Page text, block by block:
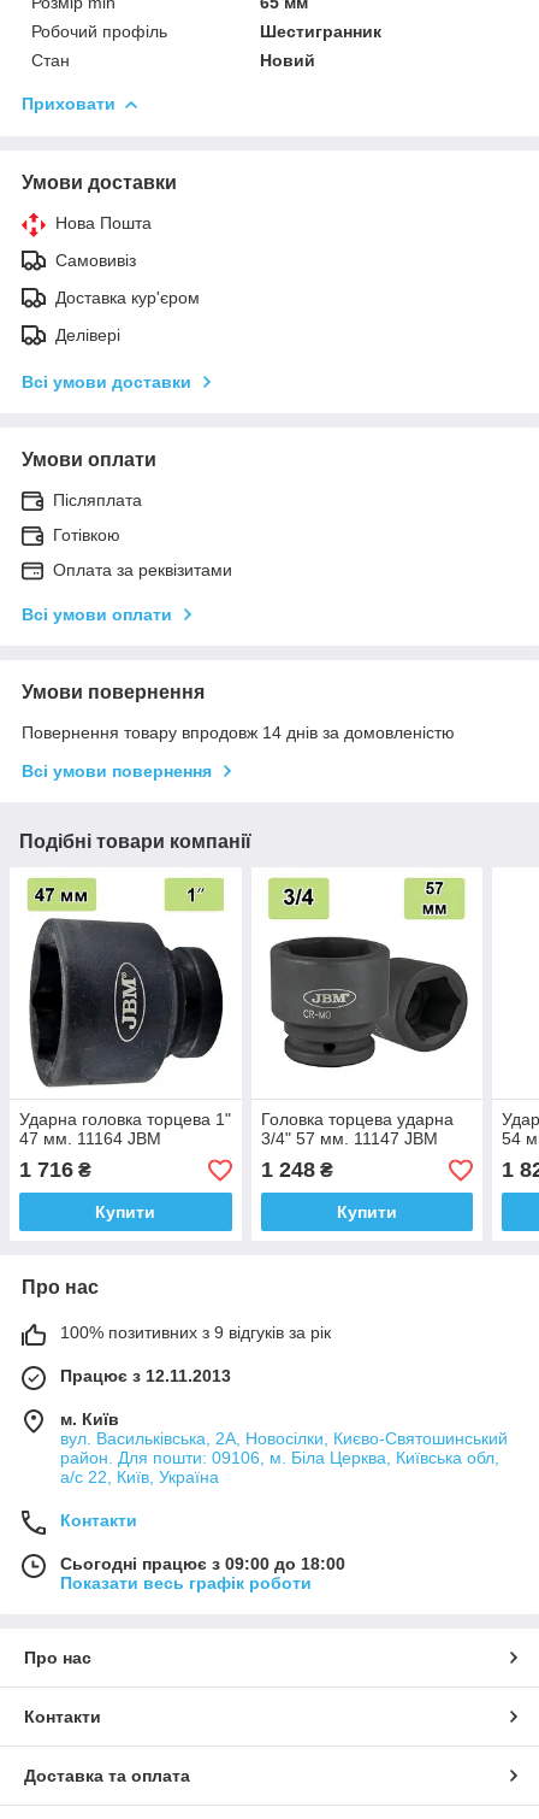
Робочий профіль
Шестигранник
Стан
Новий
Приховати
Умови доставки
Нова Пошта
Самовивіз
Доставка кур'єром
Делівері
Всі умови доставки
Умови оплати
Післяплата
Готівкою
Оплата за реквізитами
Всі умови оплати
Умови повернення
Повернення товару впродовж 14 днів за домовленістю
Всі умови повернення
Подібні товари компанії
Ударна головка торцева 1"
47 мм. 11164 JBM
1 716 ₴
Купити
Головка торцева ударна
3/4" 57 мм. 11147 JBM
1 248₴
Купити
54
1
Про нас
100% позитивних з 9 відгуків за рік
Працює з 12.11.2013
м. Київ
вул. Васильківська, 2А, Новосілки, Києво-Святошинський
район. Для пошти: 09106, м. Біла Церква, Київська обл,
а/с 22, Київ, Україна
Контакти
Сьогодні працює з 09:00 до 18:00
Показати весь графік роботи
Про нас
Контакти
Доставка та оплата